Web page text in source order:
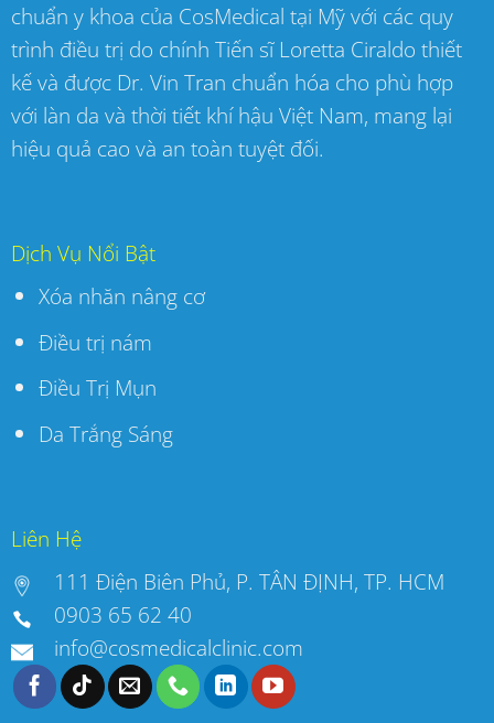
chuẩn y khoa của CosMedical tại Mỹ với các quy
trình điều trị do chính Tiến sĩ Loretta Ciraldo thiết
kế và được Dr. Vin Tran chuẩn hóa cho phù hợp
với làn da và thời tiết khí hậu Việt Nam, mang lại
hiệu quả cao và an toàn tuyệt đối.
Dịch Vụ Nổi Bật
Xóa nhăn nâng cơ
Điều trị nám
Điều Trị Mụn
Da Trắng Sáng
Liên Hệ
111 Điện Biên Phủ, P. TÂN ĐỊNH, TP. HCM
0903 65 62 40
info@cosmedicalclinic.com